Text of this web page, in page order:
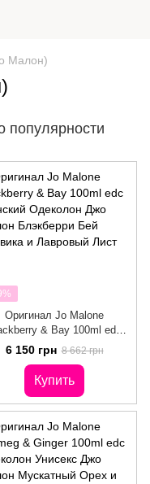
Малон)
популярности
Оригинал Jo Malone
& Bay 100ml edc
Женский Одеколон Джо
Малон Блэкберри Бей
и Лавровый Лист
6 150 грн 8 662 грн
Купить